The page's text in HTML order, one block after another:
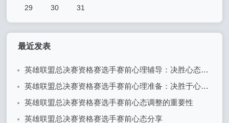
29
30 31
最近发表
英雄联盟总决赛资格赛选手赛前心理辅导：决胜心态的关键
英雄联盟总决赛资格赛选手赛前心理准备：决胜于心态之间
英雄联盟总决赛资格赛选手赛前心态调整的重要性
英雄联盟总决赛资格赛选手赛前心态分享